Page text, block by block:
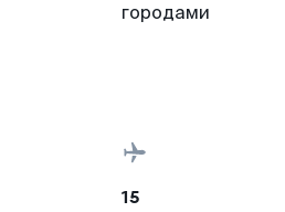
городами
15